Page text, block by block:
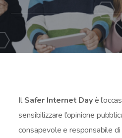
Il Safer Internet Dayè
sensibilizzare l’opinione
consapevole e responsabile di